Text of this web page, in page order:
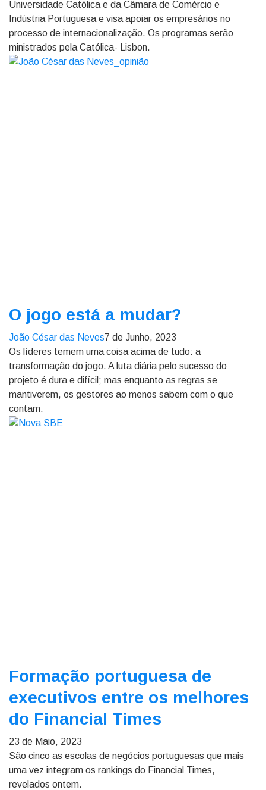
Universidade Católica e da Câmara de Comércio e
Indústria Portuguesa e visa apoiar os empresários no
processo de internacionalização. Os programas serão
ministrados pela Católica- Lisbon.
O jogo está a mudar?
João César das Neves7 de Junho, 2023
Os líderes temem uma coisa acima de tudo: a
transformação do jogo. A luta diária pelo sucesso do
projeto é dura e difícil; mas enquanto as regras se
mantiverem, os gestores ao menos sabem com o que
contam.
Formação portuguesa de
executivos entre os melhores
do Financial Times
23 de Maio, 2023
São cinco as escolas de negócios portuguesas que mais
uma vez integram os rankings do Financial Times,
revelados ontem.